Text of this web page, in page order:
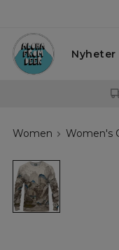
Nyheter
Women Women's
All
the
lines
womens
sweatshirt